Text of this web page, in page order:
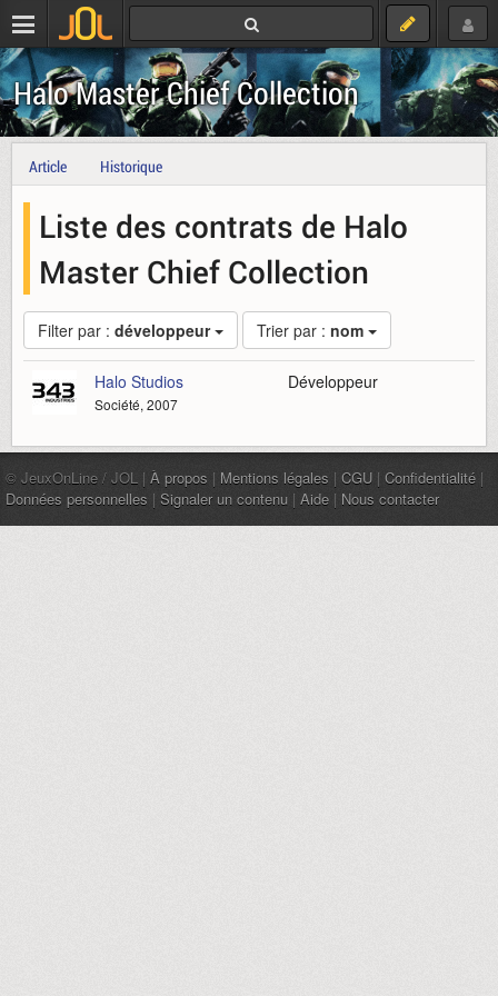
Halo Master Chief Collection
Article Historique
Liste des contrats de Halo
Master Chief Collection
Filter par : développeur Trier par : nom
Halo Studios
Société, 2007
Développeur
© JeuxOnLine / JOL | À propos | Mentions légales | CGU | Confidentialité |
Données personnelles | Signaler un contenu | Aide | Nous contacter